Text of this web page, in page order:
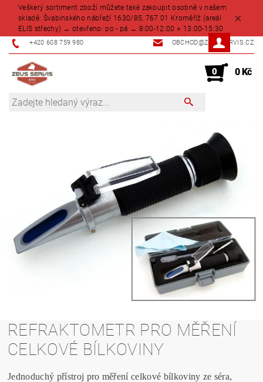
Veškerý sortiment zboží můžete také zakoupit osobně v našem
skladě: Švabinského nábřeží 1630/85, 767 01 Kroměříž (areál
ELIS střechy) → otevřeno: po - pá → 8:00-12:00 + 13:00-15:30
+420 608 759 980 OBCHOD@ZEUSSERVIS.CZ
0 0 Kč
REFRAKTOMETR PRO MĚŘENÍ
CELKOVÉ BÍLKOVINY
Jednoduchý přístroj pro měření celkové bílkoviny ze séra,